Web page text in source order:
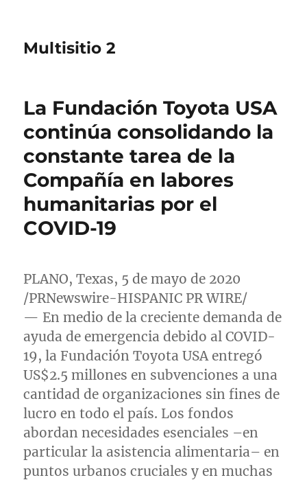
Multisitio 2
La Fundación Toyota USA
continúa consolidando la
constante tarea de la
Compañía en labores
humanitarias por el
COVID-19
PLANO, Texas, 5 de mayo de 2020
/PRNewswire-HISPANIC PR WIRE/
— En medio de la creciente demanda de
ayuda de emergencia debido al COVID-
19, la Fundación ToyotaUSAentregó
US$2.5 millones en subvenciones a una
cantidad de organizaciones sin fines de
lucro en todo el país. Los fondos
abordan necesidades esenciales –en
particular la asistencia alimentaria– en
puntos urbanos cruciales y en muchas